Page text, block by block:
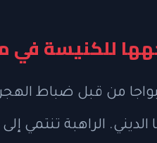
للكنيسة في
الراهبة تنتمي